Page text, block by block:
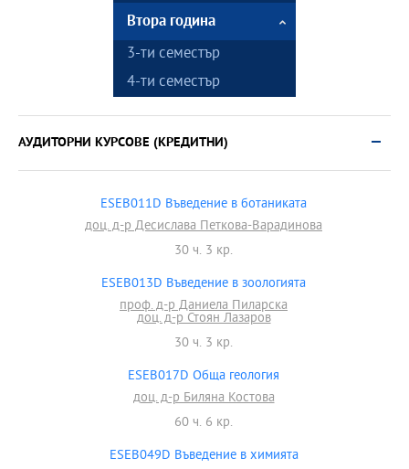
Втора година
3-ти семестър
4-ти семестър
АУДИТОРНИ КУРСОВЕ (КРЕДИТНИ)
ESEB011D Въведение в ботаниката
доц. д-р Десислава Петкова-Варадинова
30 ч. 3 кр.
ESEB013D Въведение в зоологията
проф. д-р Даниела Пиларска
доц. д-р Стоян Лазаров
30 ч. 3 кр.
ESEB017D Обща геология
доц. д-р Биляна Костова
60 ч. 6 кр.
ESEB049D Въведение в химията